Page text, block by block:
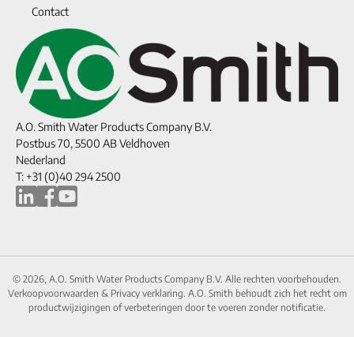
Contact
A.O. Smith Water Products Company B.V.
Postbus 70, 5500 AB Veldhoven
Nederland
T: +31 (0)40 294 2500
© 2026, A.O. Smith Water Products Company B.V. Alle rechten voorbehouden.
Verkoopvoorwaarden & Privacy verklaring. A.O. Smith behoudt zich het recht om
productwijzigingen of verbeteringen door te voeren zonder notificatie.